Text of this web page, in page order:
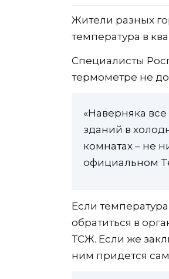
Жители разных
температура в
Специалисты
термометре не
«Наверняка
зданий в
комнатах – не
официальном
Если
обратиться в
ТСЖ. Если же
ним придется